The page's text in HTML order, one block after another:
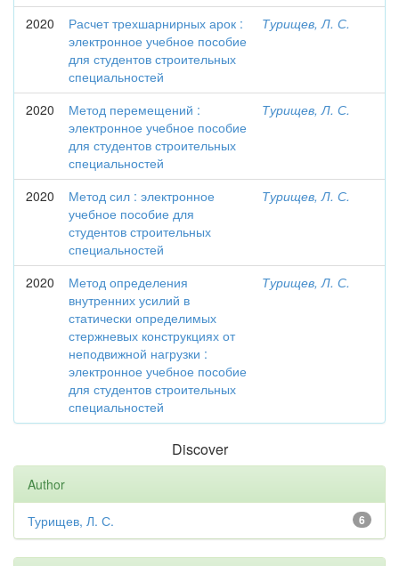
2020
Расчет трехшарнирных арок :
электронное учебное пособие
для студентов строительных
специальностей
Турищев, Л. С.
2020
Метод перемещений :
электронное учебное пособие
для студентов строительных
специальностей
Турищев, Л. С.
2020
Метод сил : электронное
учебное пособие для
студентов строительных
специальностей
Турищев, Л. С.
2020
Метод определения
внутренних усилий в
статически определимых
стержневых конструкциях от
неподвижной нагрузки :
электронное учебное пособие
для студентов строительных
специальностей
Турищев, Л. С.
Discover
Author
6
Турищев, Л. С.